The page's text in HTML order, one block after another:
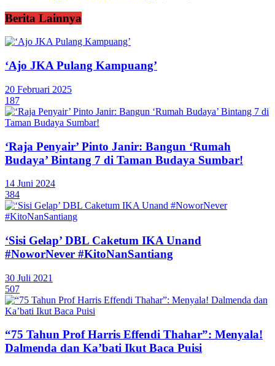
Berita Lainnya
‘Ajo JKA Pulang Kampuang’
20 Februari 2025
187
‘Raja Penyair’ Pinto Janir: Bangun ‘Rumah
Budaya’ Bintang 7 di Taman Budaya Sumbar!
14 Juni 2024
384
‘Sisi Gelap’ DBL Caketum IKA Unand
#NoworNever #KitoNanSantiang
30 Juli 2021
507
“75 Tahun Prof Harris Effendi Thahar”: Menyala!
Dalmenda dan Ka’bati Ikut Baca Puisi